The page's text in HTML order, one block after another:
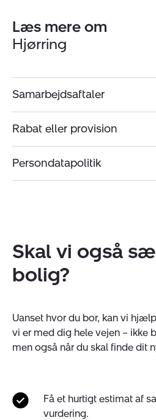
Læs mere om
Hjørring
Samarbejdsaftaler
Rabat eller provision
Persondatapolitik
Skal vi også
bolig?
Uanset hvor du bor, kan vi
vi er med dig hele vejen – ikke
men også når du skal finde dit
Få et hurtigt estimat af
vurdering.